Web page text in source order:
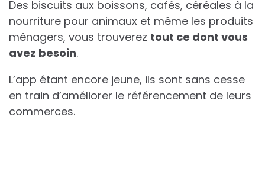
Des biscuits aux boissons, cafés, céréales à la
nourriture pour animaux et même les produits
ménagers, vous trouverez tout ce dont vous
avez besoin.
L’app étant encore jeune, ils sont sans cesse
en train d’améliorer le référencement de leurs
commerces.